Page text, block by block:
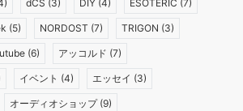
dCS (3) DIY (4) ESOTERIC (7)
(5) NORDOST (7) TRIGON (3)
(6) アッコルド (7)
イベント (4) エッセイ (3)
オーディオショップ(9)